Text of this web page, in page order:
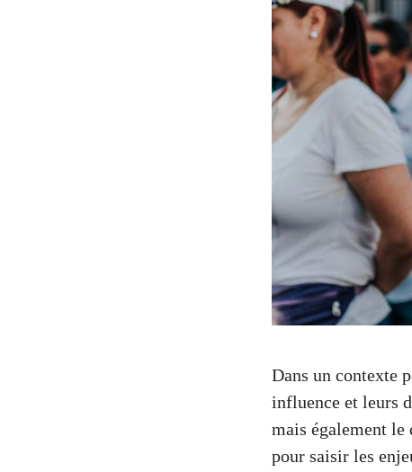
Dans un contexte
influence et leurs
mais également le
pour saisir les